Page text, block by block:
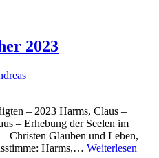
2023
– 2023 Harms, Claus –
– Erhebung der Seelen im
Christen Glauben und Leben,
Harms,… Weiterlesen